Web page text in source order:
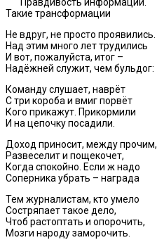
Правдивость информации.
Такие трансформации
Не вдруг, не просто проявились.
Над этим много лет трудились
И вот, пожалуйста, итог –
Надёжней служит, чем бульдог:
Команду слушает, наврёт
С три короба и вмиг порвёт
Кого прикажут. Прикормили
И на цепочку посадили.
Доход приносит, между прочим,
Развеселит и пощекочет,
Когда спокойно. Если ж надо
Соперника убрать – награда
Тем журналистам, кто умело
Состряпает такое дело,
Чтоб растоптать и опорочить,
Мозги народу заморочить.